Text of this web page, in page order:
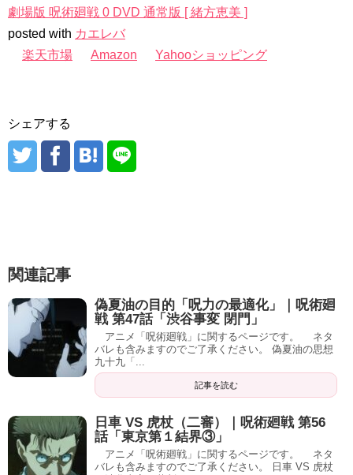
劇場版 呪術廻戦 0 DVD 通常版 [ 緒方恵美 ]
posted with カエレバ
楽天市場
Amazon Yahooショッピング
シェアする
関連記事
偽夏油の目的「呪力の最適化」｜呪術廻
戦 第47話「渋谷事変 閉門」
アニメ「呪術廻戦」に関するページです。 ネタ
バレも含みますのでご了承ください。 偽夏油の思想
九十九「...
記事を読む
日車 VS 虎杖（二審）｜呪術廻戦 第56
話「東京第１結界③」
アニメ「呪術廻戦」に関するページです。 ネタ
バレも含みますのでご了承ください。 日車 VS 虎杖